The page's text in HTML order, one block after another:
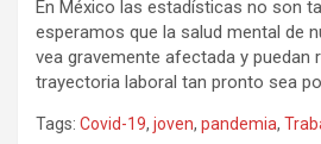
En México las estadísticas no son
esperamos que la salud mental de
vea gravemente afectada y puedan
trayectoria laboral tan pronto sea
Tags: Covid-19, joven, pandemia,